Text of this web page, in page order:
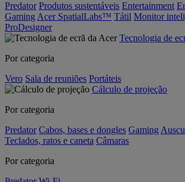
Predator Produtos sustentáveis Entertainment
Gaming Acer SpatialLabs™ Tátil Monitor
ProDesigner
Tecnologia de
Por categoria
Vero Sala de reuniões Portáteis
Cálculo de projeção
Por categoria
Predator Cabos, bases e dongles Gaming
Teclados, ratos e caneta Câmaras
Por categoria